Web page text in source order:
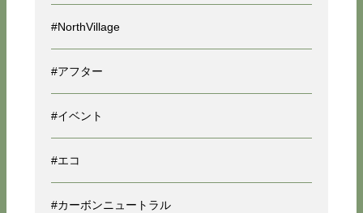
#NorthVillage
#アフター
#イベント
#エコ
#カーボンニュートラル